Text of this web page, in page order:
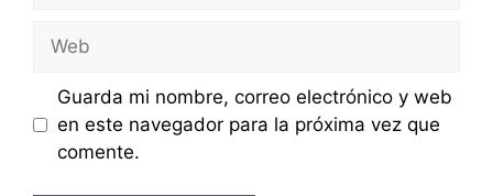
Web
Guarda mi nombre, correo electrónico y web
en este navegador para la próxima vez que
comente.